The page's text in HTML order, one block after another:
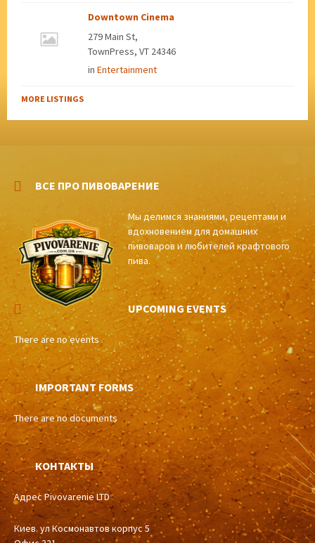
Downtown Cinema
279 Main St,
TownPress, VT 24346
in Entertainment
MORE LISTINGS
ВСЕ ПРО ПИВОВАРЕНИЕ
Мы делимся знаниями, рецептами и
вдохновением для домашних
пивоваров и любителей крафтового
пива.
UPCOMING EVENTS
There are no events
IMPORTANT FORMS
There are no documents
КОНТАКТЫ
Адрес Pivovarenie LTD
Киев. ул Космонавтов корпус 5